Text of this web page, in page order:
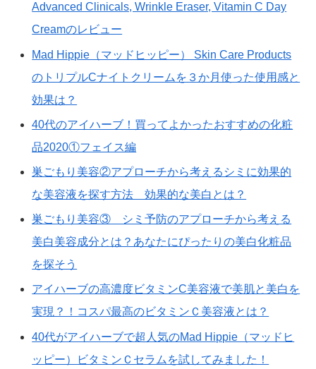
Advanced Clinicals, Wrinkle Eraser, Vitamin C Day
Creamのレビュー
Mad Hippie（マッドヒッピー） Skin Care Products
のトリプルCナイトクリームを３か月使った使用感と
効果は？
40代のアイハーブ！買ってよかったおすすめの化粧
品2020①フェイス編
巣ごもり美容②アプローチから考えるシミに効果的
な美容液を探す方法 効果的な美白とは？
巣ごもり美容③ シミ予防のアプローチから考える
美白美容成分とは？あなたにぴったりの美白化粧品
を探そう
アイハーブの高濃度ビタミンC美容液で美肌と美白を
実現？！コスパ最高のビタミンＣ美容液とは？
40代がアイハーブで超人気のMad Hippie（マッドヒ
ッピー）ビタミンＣセラムを試してみました！